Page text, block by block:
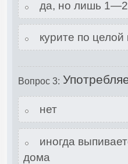
да, но лишь 1—2
курите по целой
Вопрос 3:
нет
иногда
дома